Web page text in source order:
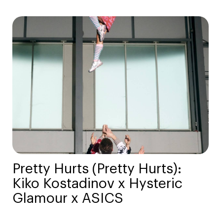
Pretty Hurts (Pretty Hurts):
Kiko Kostadinov x Hysteric
Glamour x ASICS